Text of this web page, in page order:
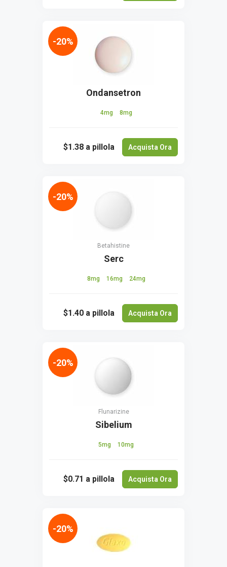
Ondansetron
4mg 8mg
$1.38 a pillola Acquista Ora
-20%
Betahistine
Serc
8mg 16mg 24mg
$1.40 a pillola Acquista Ora
-20%
Flunarizine
Sibelium
5mg 10mg
$0.71 a pillola Acquista Ora
-20%
-20%